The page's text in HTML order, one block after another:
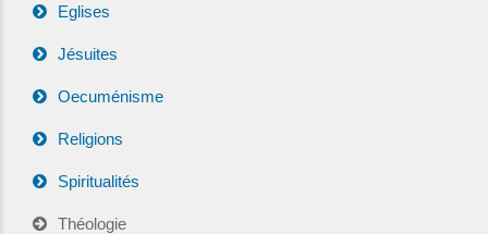
Eglises
Jésuites
Oecuménisme
Religions
Spiritualités
Théologie